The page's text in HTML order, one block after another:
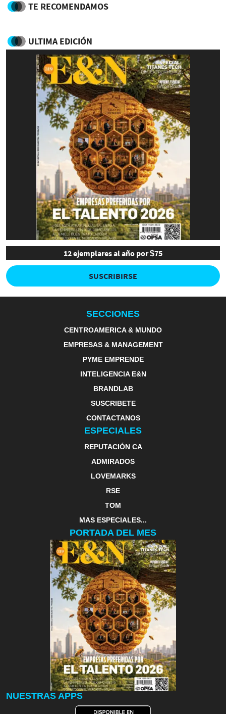
TE RECOMENDAMOS
ULTIMA EDICIÓN
12 ejemplares al año por $75
SUSCRIBIRSE
SECCIONES
CENTROAMERICA & MUNDO
EMPRESAS & MANAGEMENT
PYME EMPRENDE
INTELIGENCIA E&N
BRANDLAB
SUSCRIBETE
CONTACTANOS
ESPECIALES
REPUTACIÓN CA
ADMIRADOS
LOVEMARKS
RSE
TOM
MAS ESPECIALES...
PORTADA DEL MES
NUESTRAS APPS